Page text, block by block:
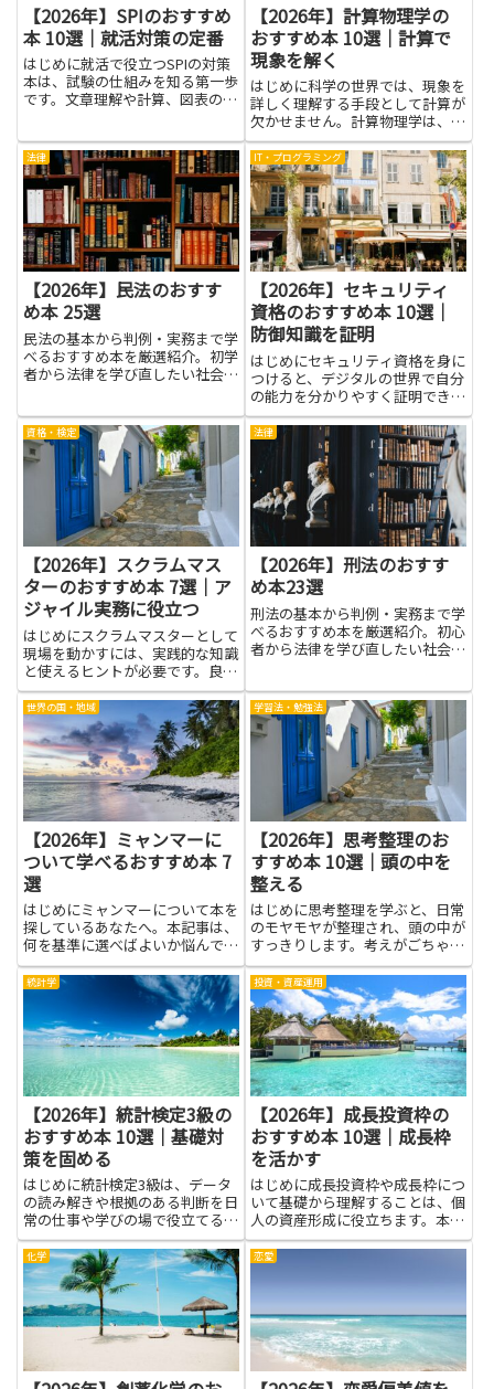
【2026年】SPIのおすすめ
本 10選｜就活対策の定番
はじめに就活で役立つSPIの対策
本は、試験の仕組みを知る第一歩
です。文章理解や計算、図表の読
を把握できます。読み進めるうち
に、時間配分のコツや解き方の基
本が身に付き、緊張しやすい場...
【2026年】計算物理学の
おすすめ本 10選｜計算で
現象を解く
はじめに科学の世界では、現象を
詳しく理解する手段として計算が
欠かせません。計算物理学は、理
論だけでなく数字の力を使って自
然の動きを解き明かします。この
分野の本を読んで、波の伝わり
方、物質の挙動、材料の特性な
ど、見えにくい仕組みを手に取る
よう...
法律
【2026年】民法のおすす
め本 25選
民法の基本から判例・実務まで学
べるおすすめ本を厳選紹介。初学
者から法律を学び直したい社会人
IT・プログラミング
【2026年】セキュリティ
資格のおすすめ本 10選｜
防御知識を証明
はじめにセキュリティ資格を身に
つけると、デジタルの世界で自分
の能力を分かりやすく証明できま
す。防御知識を証明する力も身に
つくため、どう守るべきかを考え
る力が自然と育ちます。学ぶ過程
では、難しそうな言葉も丁寧に分
解して覚えられます。実際の場
面...
資格・検定
【2026年】スクラムマス
ターのおすすめ本 7選｜ア
ジャイル実務に役立つ
はじめにスクラムマスターとして
現場を動かすには、実践的な知識
と使えるヒントが必要です。良い
本を手に取ると、チームの動き方
や会議の進め方、課題の整理の仕
方が見える化され、日々の意思決
定が少しずつ楽になります。特に
アジャイル実務に役立つ考え方
は...
法律
【2026年】刑法のおすす
め本23選
刑法の基本から判例・実務まで学
べるおすすめ本を厳選紹介。初心
者から法律を学び直したい社会人
世界の国・地域
【2026年】ミャンマーに
ついて学べるおすすめ本 7
選
はじめにミャンマーについて本を
探しているあなたへ。本記事は、
何を基準に選べばよいか悩んでい
る人に向けたガイドです。旅行前
に現地の文化や習慣をざっと把握
したい人、歴史や政治の背景を体
系的に学びたい人、民族問題や人
権について深く知りたい人、あ
る...
学習法・勉強法
【2026年】思考整理のお
すすめ本 10選｜頭の中を
整える
はじめに思考整理を学ぶと、日常
のモヤモヤが整理され、頭の中が
すっきりします。考えがごちゃご
ちゃすると、やるべきことが見え
なくなり、迷いが増えます。しか
し、思考整理の考え方を取り入れ
ると、何が大切かが見え、取り組
む順番を決めやすくなります。
読...
統計学
【2026年】統計検定3級の
おすすめ本 10選｜基礎対
策を固める
はじめに統計検定3級は、データ
の読み解きや根拠のある判断を日
常の仕事や学びの場で役立てるた
めの基礎的な知識を確認する試験
です。このテーマを深く学ぶと、
データの整理・分析の基本が身に
つき、グラフや表の見方が分かり
やすくなります。数字の意味を
正...
投資・資産運用
【2026年】成長投資枠の
おすすめ本 10選｜成長枠
を活かす
はじめに成長投資枠や成長枠につ
いて基礎から理解することは、個
人の資産形成に役立ちます。本記
事では、成長投資枠に関する入門
知識や活用のポイントをわかりや
度の目的や仕組み、リスクとメリ
れ...
化学 恋愛